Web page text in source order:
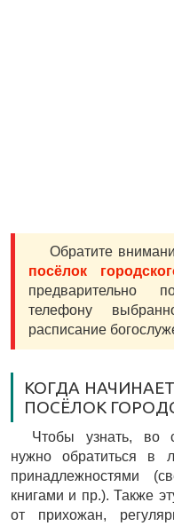
Обратите
посёлок
предварительно
телефону
расписание
КОГДА
ПОСЁЛОК
Чтобы узнать, во
нужно обратиться в
принадлежностями
книгами и пр.). Также
от прихожан,